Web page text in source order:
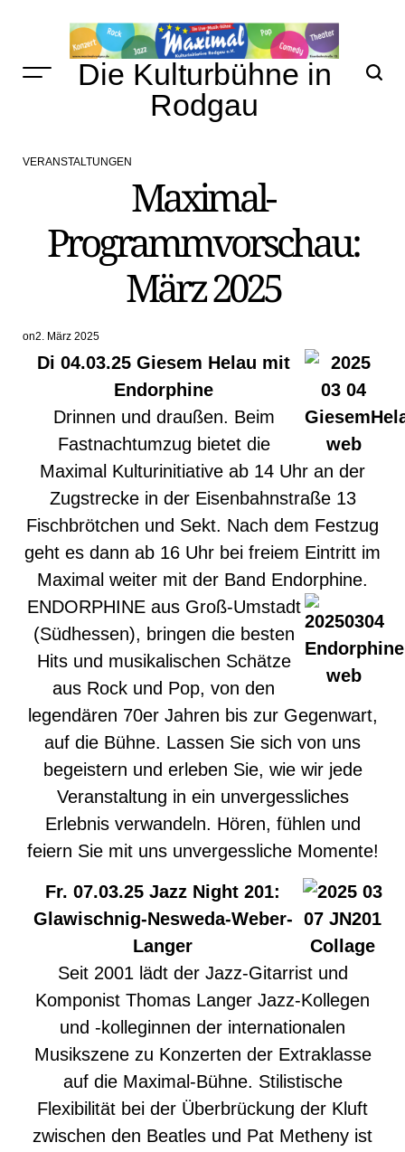
to
content
Die Kulturbühne in
Rodgau
POSTED
VERANSTALTUNGEN
Maximal-
Programmvorschau:
März 2025
on2. März 2025
Di 04.03.25 Giesem Helau mit
Endorphine
Drinnen und draußen. Beim
Fastnachtumzug bietet die
Maximal Kulturinitiative ab 14 Uhr an der
Zugstrecke in der Eisenbahnstraße 13
Fischbrötchen und Sekt. Nach dem Festzug
geht es dann ab 16 Uhr bei freiem Eintritt im
Maximal weiter mit der Band Endorphine.
ENDORPHINE aus Groß-Umstadt
(Südhessen), bringen die besten
Hits und musikalischen Schätze
aus Rock und Pop, von den
legendären 70er Jahren bis zur Gegenwart,
auf die Bühne. Lassen Sie sich von uns
begeistern und erleben Sie, wie wir jede
Veranstaltung in ein unvergessliches
Erlebnis verwandeln. Hören, fühlen und
feiern Sie mit uns unvergessliche Momente!
Fr. 07.03.25 Jazz Night 201:
Glawischnig-Nesweda-Weber-
Langer
Seit 2001 lädt der Jazz-Gitarrist und
Komponist Thomas Langer Jazz-Kollegen
und -kolleginnen der internationalen
Musikszene zu Konzerten der Extraklasse
auf die Maximal-Bühne. Stilistische
Flexibilität bei der Überbrückung der Kluft
zwischen den Beatles und Pat Metheny ist